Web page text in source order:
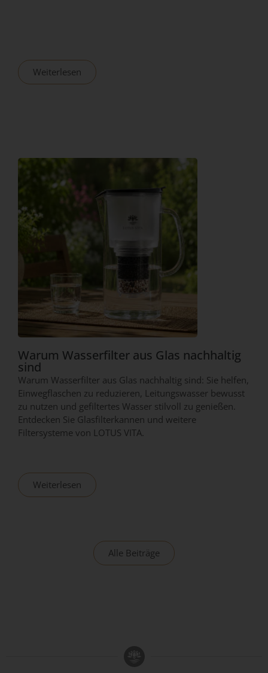
Weiterlesen
Warum Wasserfilter aus Glas nachhaltig
sind
Warum Wasserfilter aus Glas nachhaltig sind: Sie helfen,
Einwegflaschen zu reduzieren, Leitungswasser bewusst
zu nutzen und gefiltertes Wasser stilvoll zu genießen.
Entdecken Sie Glasfilterkannen und weitere
Filtersysteme von LOTUS VITA.
Weiterlesen
Alle Beiträge